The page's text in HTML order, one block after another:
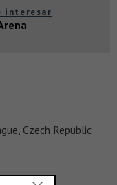
interesar
Czech Republic